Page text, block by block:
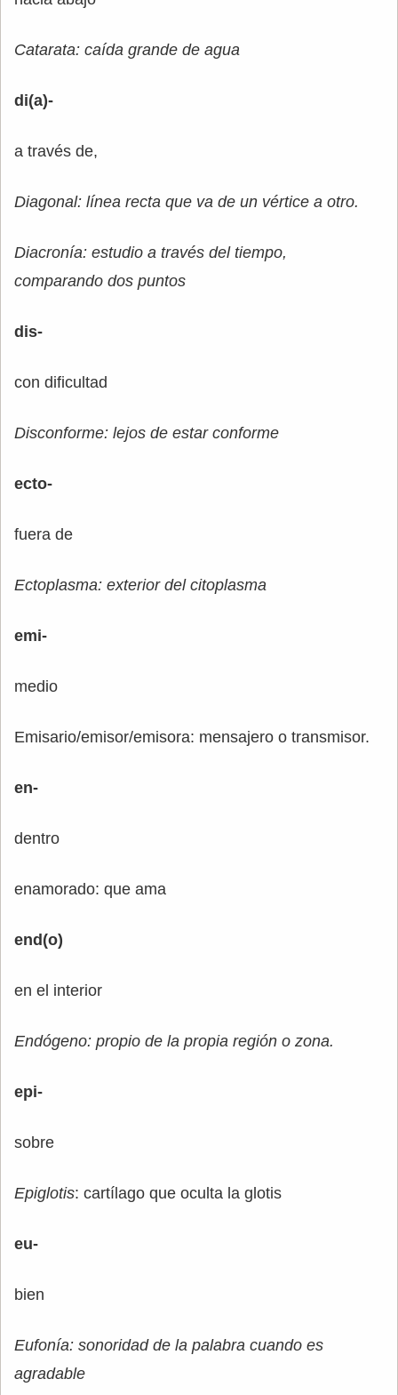
Catarata: caída grande de agua
di(a)-
a través de,
Diagonal: línea recta que va de un vértice a otro.
Diacronía: estudio a través del tiempo,
comparando dos puntos
dis-
con dificultad
Disconforme: lejos de estar conforme
ecto-
fuera de
Ectoplasma: exterior del citoplasma
emi-
medio
Emisario/emisor/emisora: mensajero o transmisor.
en-
dentro
enamorado: que ama
end(o)
en el interior
Endógeno: propio de la propia región o zona.
epi-
sobre
Epiglotis: cartílago que oculta la glotis
eu-
bien
Eufonía: sonoridad de la palabra cuando es
agradable